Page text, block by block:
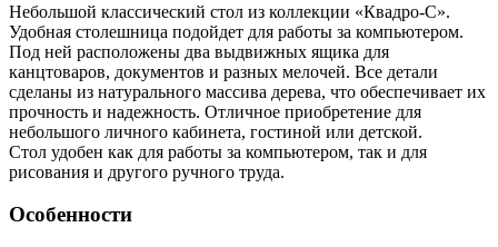
Небольшой классический стол из коллекции «Квадро-С».
Удобная столешница подойдет для работы за компьютером.
Под ней расположены два выдвижных ящика для
канцтоваров, документов и разных мелочей. Все детали
сделаны из натурального массива дерева, что обеспечивает их
прочность и надежность. Отличное приобретение для
небольшого личного кабинета, гостиной или детской.
Стол удобен как для работы за компьютером, так и для
рисования и другого ручного труда.
Особенности